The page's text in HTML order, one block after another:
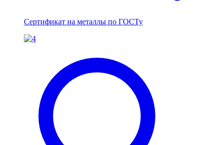
Сертификат на металлы по ГОСТу